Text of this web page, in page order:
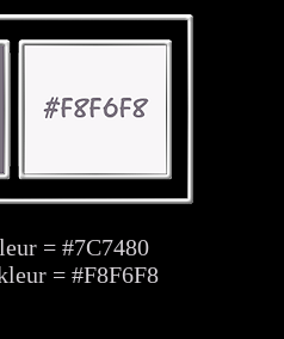
= #7C7480
= #F8F6F8